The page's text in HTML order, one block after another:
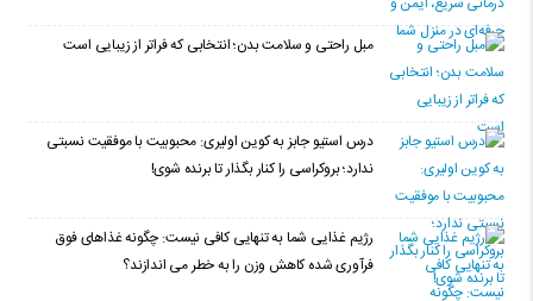
مبل راحتی و سلامت بدن؛ انتخابی که فراتر از زیبایی است
درس استیو جابز به کوین اولیری: محبوبیت با موفقیت نسبتی
ندارد؛ بروکراسی را کنار بگذار تا برنده شوی!
رژیم غذایی شما به تنهایی کافی نیست: چگونه غذاهای فوق
فرآوری شده کاهش وزن را به خطر می اندازند؟